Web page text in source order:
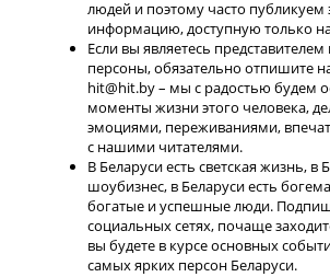
людей и поэтому часто публикуем
информацию, доступную только
Если вы являетесь представителем
персоны, обязательно отпишите
hit@hit.by – мы с радостью будем
моменты жизни этого человека,
эмоциями, переживаниями,
с нашими читателями.
В Беларуси есть светская жизнь, в
шоубизнес, в Беларуси есть
богатые и успешные люди.
социальных сетях, почаще
вы будете в курсе основных
самых ярких персон Беларуси.